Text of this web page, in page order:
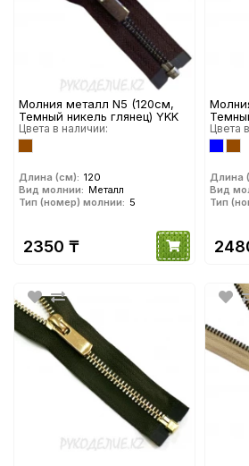
Молния металл N5 (120см,
Темный никель глянец) YKK
Цвета в наличии:
Длина (см): 120
Вид молнии: Металл
Тип (номер) молнии: 5
2350 ₸
Цвета
Длина
Вид
Тип